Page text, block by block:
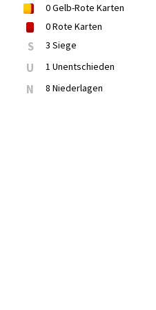
0Gelb-Rote Karten
0Rote Karten
S 3 Siege
U 1 Unentschieden
N 8 Niederlagen